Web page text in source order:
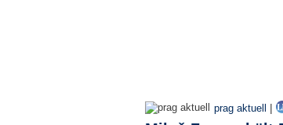
prag aktuell |